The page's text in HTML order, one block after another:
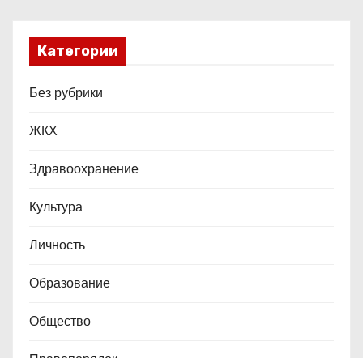
Категории
Без рубрики
ЖКХ
Здравоохранение
Культура
Личность
Образование
Общество